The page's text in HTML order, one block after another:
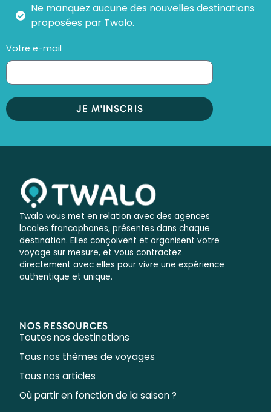
Ne manquez aucune des nouvelles destinations
proposées par Twalo.
Votre e-mail
JE M'INSCRIS
Twalo vous met en relation avec des agences
locales francophones, présentes dans chaque
destination. Elles conçoivent et organisent votre
voyage sur mesure, et vous contractez
directement avec elles pour vivre une expérience
authentique et unique.
NOS RESSOURCES
Toutes nos destinations
Tous nos thèmes de voyages
Tous nos articles
Où partir en fonction de la saison ?